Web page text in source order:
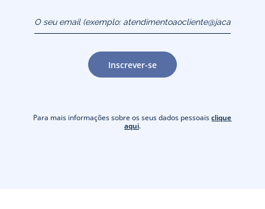
atendimentoaocliente@jacadi.pt)
Inscrever-se
Para mais informações sobre os seus dados pessoaisclique
aqui.